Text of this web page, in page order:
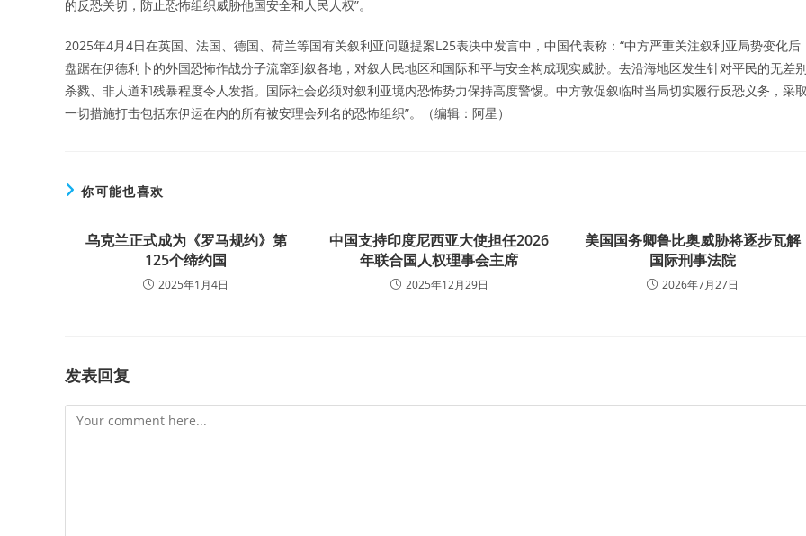
的反恐关切，防止恐怖组织威胁他国安全和人民人权”。
2025年4月4日在英国、法国、德国、荷兰等国有关叙利亚问题提案L25表决中发言中，中国代表称：“中方严重关注叙利亚局势变化后
盘踞在伊德利卜的外国恐怖作战分子流窜到叙各地，对叙人民地区和国际和平与安全构成现实威胁。去沿海地区发生针对平民的无差别
杀戮、非人道和残暴程度令人发指。国际社会必须对叙利亚境内恐怖势力保持高度警惕。中方敦促叙临时当局切实履行反恐义务，采取
一切措施打击包括东伊运在内的所有被安理会列名的恐怖组织”。（编辑：阿星）
你可能也喜欢
乌克兰正式成为《罗马规约》第
125个缔约国
2025年1月4日
中国支持印度尼西亚大使担任2026
年联合国人权理事会主席
2025年12月29日
美国国务卿鲁比奥威胁将逐步瓦解
国际刑事法院
2026年7月27日
发表回复
Comment